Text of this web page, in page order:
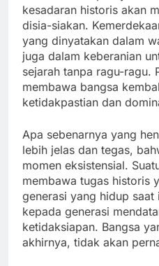
kesadaran historis akan
disia-siakan.
yang dinyatakan dalam
juga dalam keberanian
sejarah tanpa ragu-ragu.
membawa bangsa
ketidakpastian dan
Apa sebenarnya yang
lebih jelas dan tegas,
momen eksistensial.
membawa tugas historis
generasi yang hidup
kepada generasi
ketidaksiapan. Bangsa
akhirnya, tidak akan